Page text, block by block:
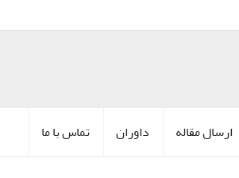
ارسال مقاله داوران تماس با ما